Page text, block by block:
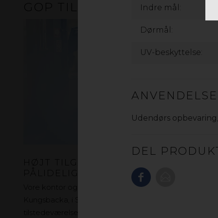
Indre mål:
Dørmål:
UV-beskyttelse:
Udendørs opbevaring,
DEL
PÅLIDELIG LEVERING
Vore kontor og lager ligger i Sorø på Sjælland, i